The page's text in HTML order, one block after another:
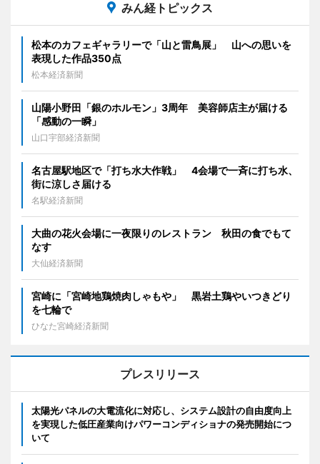
みん経トピックス
松本のカフェギャラリーで「山と雷鳥展」 山への思いを
表現した作品350点
松本経済新聞
山陽小野田「銀のホルモン」3周年 美容師店主が届ける
「感動の一瞬」
山口宇部経済新聞
名古屋駅地区で「打ち水大作戦」 4会場で一斉に打ち水、
街に涼しさ届ける
名駅経済新聞
大曲の花火会場に一夜限りのレストラン 秋田の食でもて
なす
大仙経済新聞
宮崎に「宮崎地鶏焼肉しゃもや」 黒岩土鶏やいつきどり
を七輪で
ひなた宮崎経済新聞
プレスリリース
太陽光パネルの大電流化に対応し、システム設計の自由度向上
を実現した低圧産業向けパワーコンディショナの発売開始につ
いて